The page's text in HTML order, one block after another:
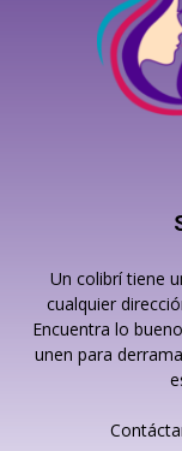
Un colibrí tiene
cualquier
Encuentra lo
unen para